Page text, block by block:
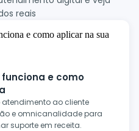
reais
funciona e como
ao cliente
e omnicanalidade para
suporte em receita.